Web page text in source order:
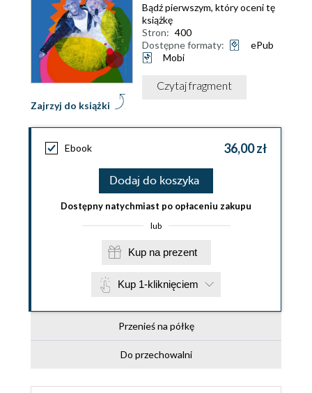
Zajrzyj do książki
Bądź pierwszym, który oceni tę
książkę
Stron: 400
Dostępne formaty:
ePub
Mobi
Czytaj fragment
Ebook 36,00 zł
Dodaj do koszyka
Dostępny natychmiast po opłaceniu zakupu
lub
Kup na prezent
Kup 1-kliknięciem
Przenieś na półkę
Do przechowalni